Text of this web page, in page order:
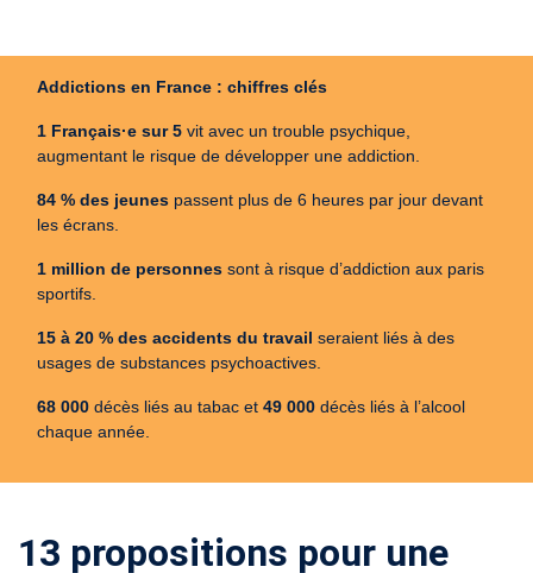
Addictions en France : chiffres clés
1 Français·e sur 5 vit avec un trouble psychique,
augmentant le risque de développer une addiction.
84 % des jeunes passent plus de 6 heures par jour devant
les écrans.
1 million de personnes sont à risque d’addiction aux paris
sportifs.
15 à 20 % des accidents du travail seraient liés à des
usages de substances psychoactives.
68 000 décès liés au tabac et 49 000 décès liés à l’alcool
chaque année.
13 propositions pour une